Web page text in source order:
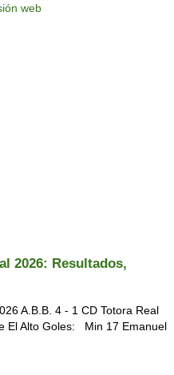
web
2026: Resultados,
A.B.B. 4 - 1 CD Totora Real
El Alto Goles: Min 17 Emanuel